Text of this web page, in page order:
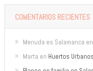
COMENTARIOS RECIENTES
Menuda es Salamanca en
Marta en Huertos Urbanos